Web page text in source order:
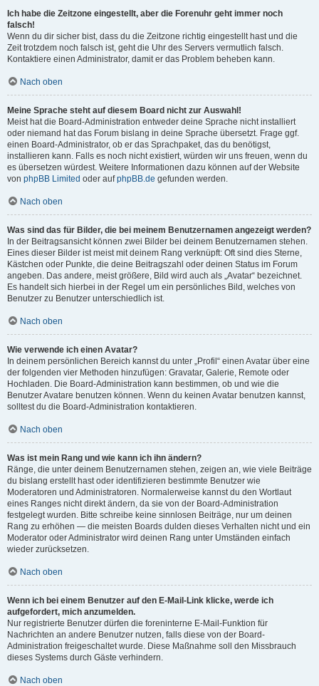
Ich habe die Zeitzone eingestellt, aber die Forenuhr geht immer noch
falsch!
Wenn du dir sicher bist, dass du die Zeitzone richtig eingestellt hast und die
Zeit trotzdem noch falsch ist, geht die Uhr des Servers vermutlich falsch.
Kontaktiere einen Administrator, damit er das Problem beheben kann.
Nach oben
Meine Sprache steht auf diesem Board nicht zur Auswahl!
Meist hat die Board-Administration entweder deine Sprache nicht installiert
oder niemand hat das Forum bislang in deine Sprache übersetzt. Frage ggf.
einen Board-Administrator, ob er das Sprachpaket, das du benötigst,
installieren kann. Falls es noch nicht existiert, würden wir uns freuen, wenn du
es übersetzen würdest. Weitere Informationen dazu können auf der Website
von phpBB Limited oder aufphpBB.de gefunden werden.
Nach oben
Was sind das für Bilder, die bei meinem Benutzernamen angezeigt werden?
In der Beitragsansicht können zwei Bilder bei deinem Benutzernamen stehen.
Eines dieser Bilder ist meist mit deinem Rang verknüpft: Oft sind dies Sterne,
Kästchen oder Punkte, die deine Beitragszahl oder deinen Status im Forum
angeben. Das andere, meist größere, Bild wird auch als „Avatar“ bezeichnet.
Es handelt sich hierbei in der Regel um ein persönliches Bild, welches von
Benutzer zu Benutzer unterschiedlich ist.
Nach oben
Wie verwende ich einen Avatar?
In deinem persönlichen Bereich kannst du unter „Profil“ einen Avatar über eine
der folgenden vier Methoden hinzufügen: Gravatar, Galerie, Remote oder
Hochladen. Die Board-Administration kann bestimmen, ob und wie die
Benutzer Avatare benutzen können. Wenn du keinen Avatar benutzen kannst,
solltest du die Board-Administration kontaktieren.
Nach oben
Was ist mein Rang und wie kann ich ihn ändern?
Ränge, die unter deinem Benutzernamen stehen, zeigen an, wie viele Beiträge
du bislang erstellt hast oder identifizieren bestimmte Benutzer wie
Moderatoren und Administratoren. Normalerweise kannst du den Wortlaut
eines Ranges nicht direkt ändern, da sie von der Board-Administration
festgelegt wurden. Bitte schreibe keine sinnlosen Beiträge, nur um deinen
Rang zu erhöhen — die meisten Boards dulden dieses Verhalten nicht und ein
Moderator oder Administrator wird deinen Rang unter Umständen einfach
wieder zurücksetzen.
Nach oben
Wenn ich bei einem Benutzer auf den E-Mail-Link klicke, werde ich
aufgefordert, mich anzumelden.
Nur registrierte Benutzer dürfen die foreninterne E-Mail-Funktion für
Nachrichten an andere Benutzer nutzen, falls diese von der Board-
Administration freigeschaltet wurde. Diese Maßnahme soll den Missbrauch
dieses Systems durch Gäste verhindern.
Nach oben